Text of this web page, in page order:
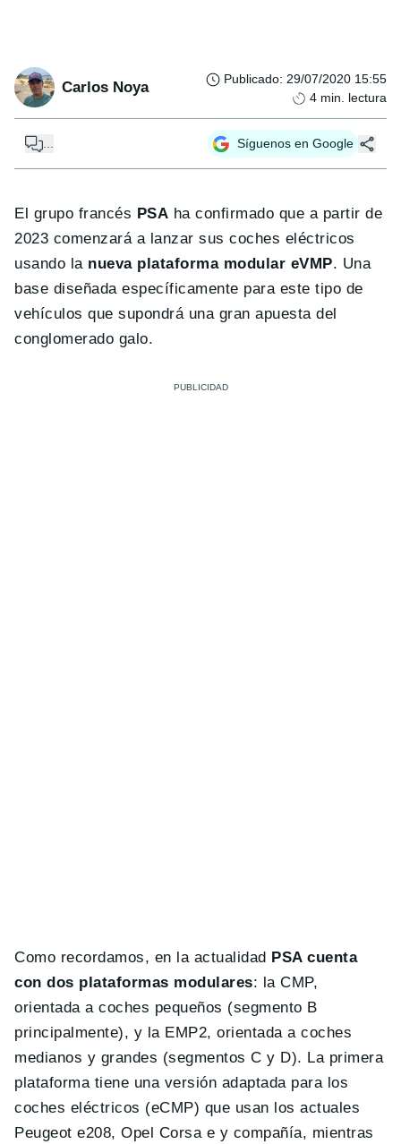
Carlos Noya Publicado: 29/07/2020 15:55
4 min. lectura
... Síguenos en Google
El grupo francés PSA ha confirmado que a partir de
2023 comenzará a lanzar sus coches eléctricos
usando la nueva plataforma modular eVMP. Una
base diseñada específicamente para este tipo de
vehículos que supondrá una gran apuesta del
conglomerado galo.
Como recordamos, en la actualidad PSA cuenta
con dos plataformas modulares: la CMP,
orientada a coches pequeños (segmento B
principalmente), y la EMP2, orientada a coches
medianos y grandes (segmentos C y D). La primera
plataforma tiene una versión adaptada para los
coches eléctricos (eCMP) que usan los actuales
Peugeot e208, Opel Corsa e y compañía, mientras